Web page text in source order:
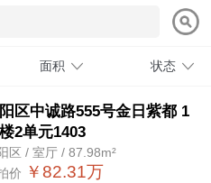
面积 状态
区中诚路555号金日紫都 1
2单元1403
区 / 室厅 / 87.98m²
价 ￥82.31万